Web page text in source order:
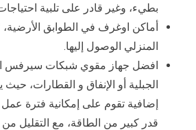
بطيء، وغير قادر على تلبية
أماكن اوغرف في الطوابق الأرضية،
المنزلي الوصول إليها.
افضل جهاز مقوي شبكات سيرفس
الجبلية أو الإنفاق و القطارات،
إضافية تقوم على إمكانية فترة عمل
قدر كبير من الطاقة، مع التقليل